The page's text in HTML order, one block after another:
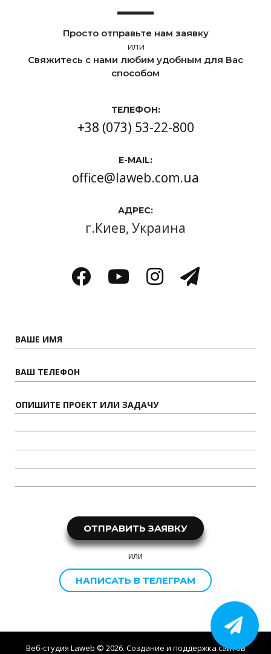
Просто отправьте нам заявку
или
Свяжитесь с нами любим удобным для Вас
способом
ТЕЛЕФОН:
+38 (073) 53-22-800
E-MAIL:
office@laweb.com.ua
АДРЕС:
г.Киев, Украина
ОТПРАВИТЬ ЗАЯВКУ
или
НАПИСАТЬ В ТЕЛЕГРАМ
Веб-студия Laweb © 2026. Создание и поддержка сайтов